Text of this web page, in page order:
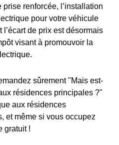
renforcée, l’installation
pour votre véhicule
de prix est désormais
visant à promouvoir la
sûrement "Mais est-
résidences principales ?"
aux résidences
et même si vous occupez
gratuit !